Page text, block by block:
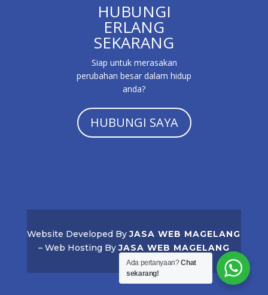
HUBUNGI
ERLANG
SEKARANG
Siap untuk merasakan
perubahan besar dalam hidup
anda?
HUBUNGI SAYA
Website Developed ByJASA WEB MAGELANG
– Web Hosting ByJASA WEB MAGELANG
Ada pertanyaan?Chat
sekarang!